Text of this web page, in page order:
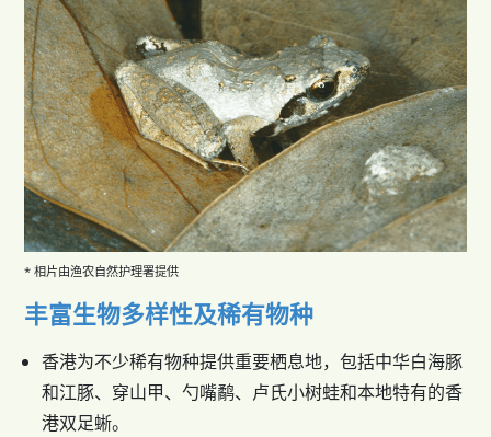
* 相片由渔农自然护理署提供
丰富生物多样性及稀有物种
香港为不少稀有物种提供重要栖息地，包括中华白海豚
和江豚、穿山甲、勺嘴鹬、卢氏小树蛙和本地特有的香
港双足蜥。